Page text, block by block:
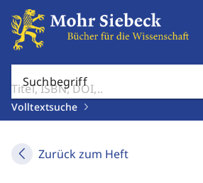
Suchbegriff
Volltextsuche
Zurück zum Heft